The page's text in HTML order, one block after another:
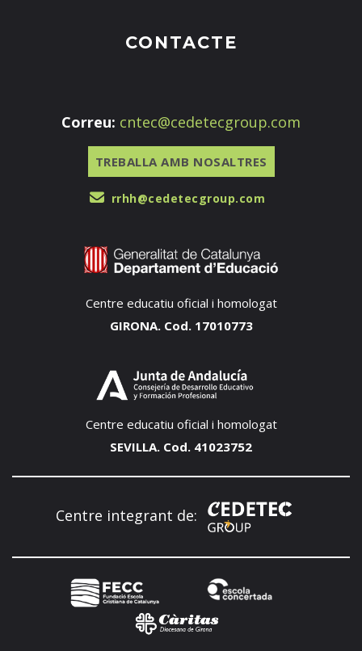
CONTACTE
Correu: cntec@cedetecgroup.com
TREBALLA AMB NOSALTRES
rrhh@cedetecgroup.com
Centre educatiu oficial i homologat
GIRONA. Cod. 17010773
Centre educatiu oficial i homologat
SEVILLA. Cod. 41023752
Centre integrant de: